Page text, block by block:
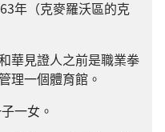
年（克麥羅沃區的克
華見證人之前是職業拳
理一個體育館。
一女。